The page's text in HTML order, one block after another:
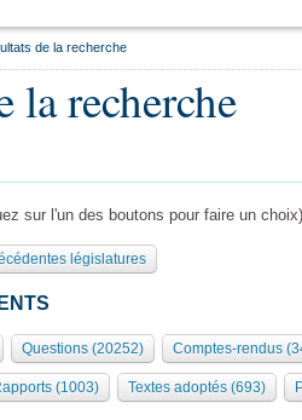
organes
des Présidents Bureau Collège des
Bourbon
de la recherche
la recherche
sur l'un des boutons pour faire un choix)
législatures
Questions (20252) Comptes-rendus
(1003) Textes adoptés (693)